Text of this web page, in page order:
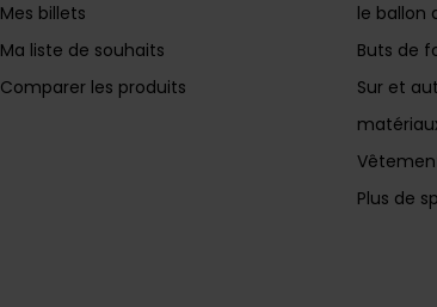
Mes billets
Ma liste de souhaits
Comparer les produits
le ballon
Buts de
Sur et
Plus de